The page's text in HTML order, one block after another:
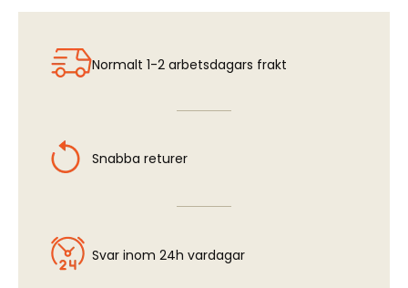
Normalt 1-2 arbetsdagars frakt
Snabba returer
Svar inom 24h vardagar